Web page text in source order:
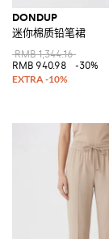
DONDUP
迷你棉质铅笔裙
RMB 1,344.16
RMB 940.98
-30%